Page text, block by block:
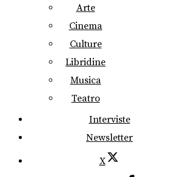
Arte
Cinema
Culture
Libridine
Musica
Teatro
Interviste
Newsletter
X